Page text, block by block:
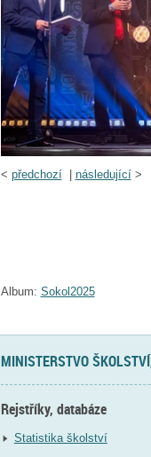
< předchozí| následující>
Album: Sokol2025
MINISTERSTVO
Rejstříky, databáze
Statistika školství